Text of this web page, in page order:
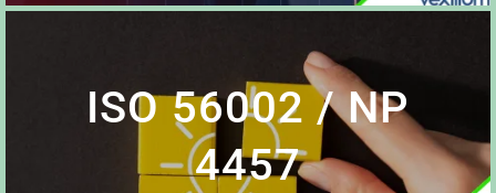
ISO 56002 / NP
4457